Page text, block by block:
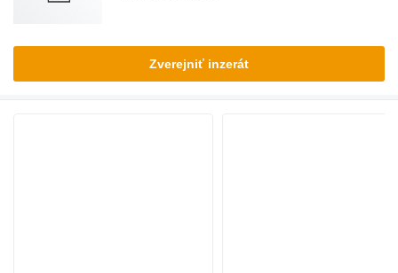
Zverejniť inzerát